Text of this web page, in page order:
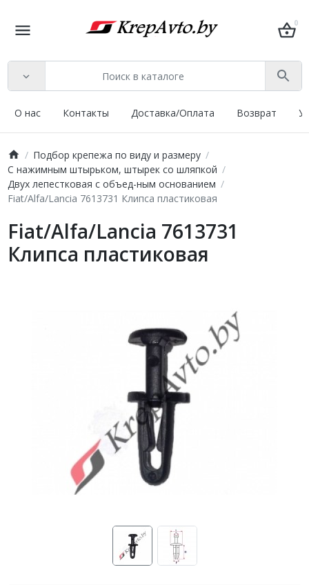
0
О нас Контакты Доставка/Оплата Возврат
Подбор крепежа по виду и размеру
С нажимным штырьком, штырек со шляпкой
Двух лепестковая с объед-ным основанием
Fiat/Alfa/Lancia 7613731 Клипса пластиковая
Fiat/Alfa/Lancia 7613731
Клипса пластиковая